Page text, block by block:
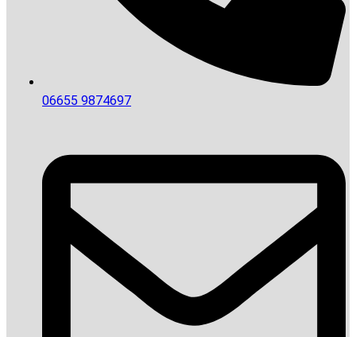
06655 9874697